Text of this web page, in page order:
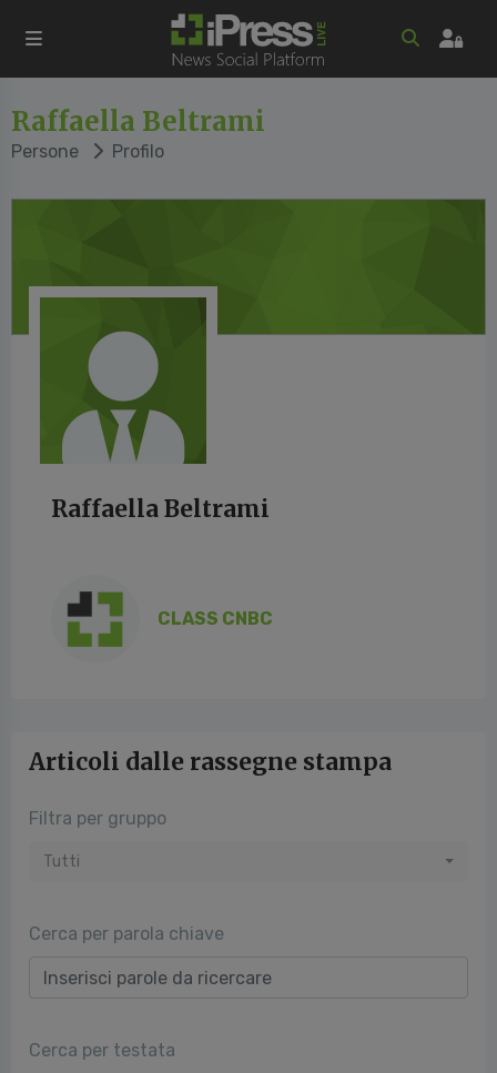
Raffaella Beltrami
Persone Profilo
Raffaella Beltrami
CLASS CNBC
Articoli dalle rassegne stampa
Filtra per gruppo
Tutti
Cerca per parola chiave
Cerca per testata